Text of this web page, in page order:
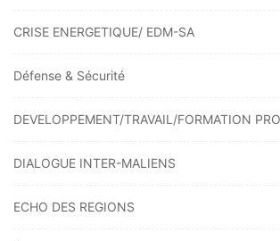
CRISE ENERGETIQUE/ EDM-SA
Défense & Sécurité
DEVELOPPEMENT/TRAVAIL/FORMATION
DIALOGUE INTER-MALIENS
ECHO DES REGIONS